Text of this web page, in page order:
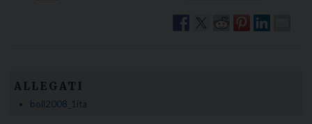
ALLEGATI
boll2008_1ita